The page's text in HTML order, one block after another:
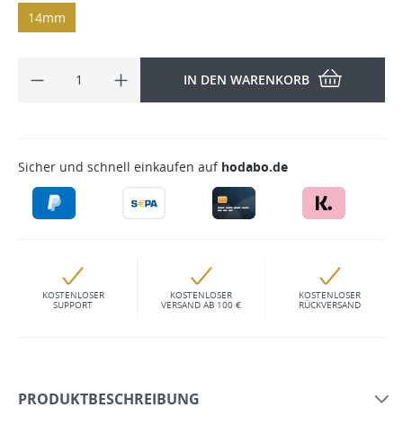
14mm
IN DEN WARENKORB
Sicher und schnell einkaufen auf hodabo.de
KOSTENLOSER
SUPPORT
KOSTENLOSER
VERSAND AB 100 €
KOSTENLOSER
RÜCKVERSAND
PRODUKTBESCHREIBUNG